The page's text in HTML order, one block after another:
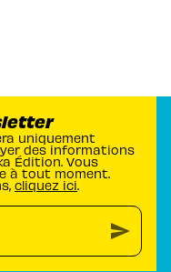
uniquement
des informations
Édition. Vous
à tout moment.
cliquez ici.
send